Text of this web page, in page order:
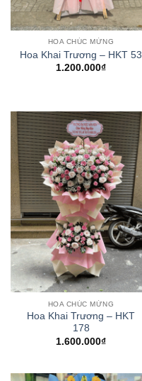
HOA CHÚC MỪNG
Hoa Khai Trương – HKT 53
1.200.000₫
HOA CHÚC MỪNG
Hoa Khai Trương – HKT
178
1.600.000₫